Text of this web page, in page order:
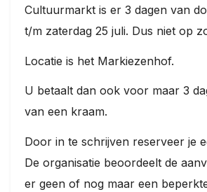
Slag
Parkeren
Hier
u
naar
Toilet
Cultuurmarkt is er 3 dagen van
t/m zaterdag 25 juli. Dus niet op
Locatie is het Markiezenhof.
U betaalt dan ook voor maar 3
van een kraam.
Door in te schrijven reserveer je
De organisatie beoordeelt de
er geen of nog maar een